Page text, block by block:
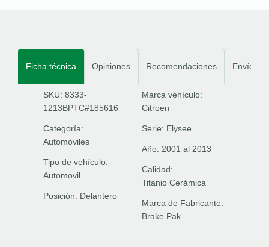
Ficha técnica Opiniones Recomendaciones Envíos
SKU: 8333-
1213BPTC#185616
Categoría:
Automóviles
Tipo de vehículo:
Automovil
Posición: Delantero
Marca vehículo:
Citroen
Serie: Elysee
Año: 2001 al 2013
Calidad:
Titanio Cerámica
Marca de Fabricante:
Brake Pak